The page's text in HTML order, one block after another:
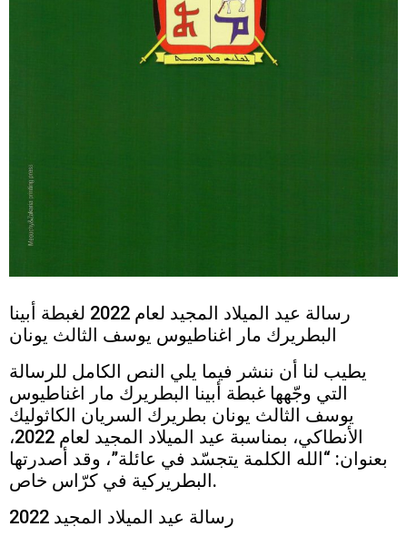
رسالة عيد الميلاد المجيد لعام 2022 لغبطة أبينا
البطريرك مار اغناطيوس يوسف الثالث يونان
يطيب لنا أن ننشر فيما يلي النص الكامل للرسالة
التي وجّهها غبطة أبينا البطريرك مار اغناطيوس
يوسف الثالث يونان بطريرك السريان الكاثوليك
الأنطاكي، بمناسبة عيد الميلاد المجيد لعام 2022،
بعنوان: “الله الكلمة يتجسّد في عائلة”، وقد أصدرتها
البطريركية في كرّاس خاص.
رسالة عيد الميلاد المجيد 2022